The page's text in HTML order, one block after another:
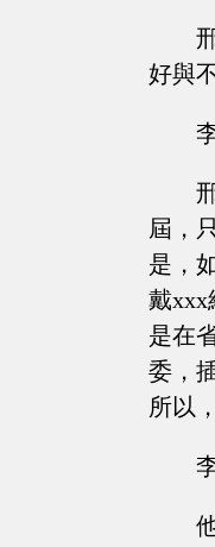
好與
屆，
是，
戴xxx
是在
委，
所以